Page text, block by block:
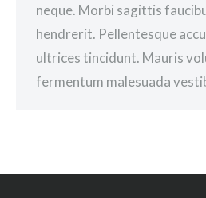
neque. Morbi sagittis
hendrerit. Pellentesque
ultrices tincidunt. Mauris
fermentum malesuada